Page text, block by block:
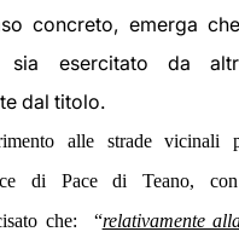
concreto, emerga
esercitato da
dal titolo.
alle strade vicinali
di Pace di Teano, con
che: “relativamente